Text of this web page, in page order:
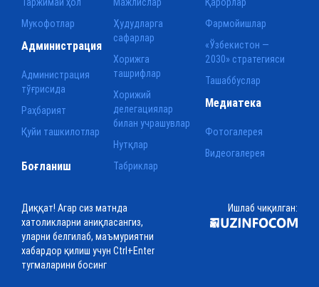
Мукофотлар
Ҳудудларга
сафарлар
Хорижга
ташрифлар
Хорижий
делегациялар
билан учрашувлар
Нутқлар
Табриклар
Фармойишлар
«Ўзбекистон —
2030» стратегияси
Ташаббуслар
Администрация
Администрация
тўғрисида
Раҳбарият
Қуйи ташкилотлар
Медиатека
Фотогалерея
Видеогалерея
Боғланиш
Диққат! Агар сиз матнда
хатоликларни аниқласангиз,
уларни белгилаб, маъмуриятни
хабардор қилиш учун Ctrl+Enter
тугмаларини босинг
Ишлаб чиқилган: